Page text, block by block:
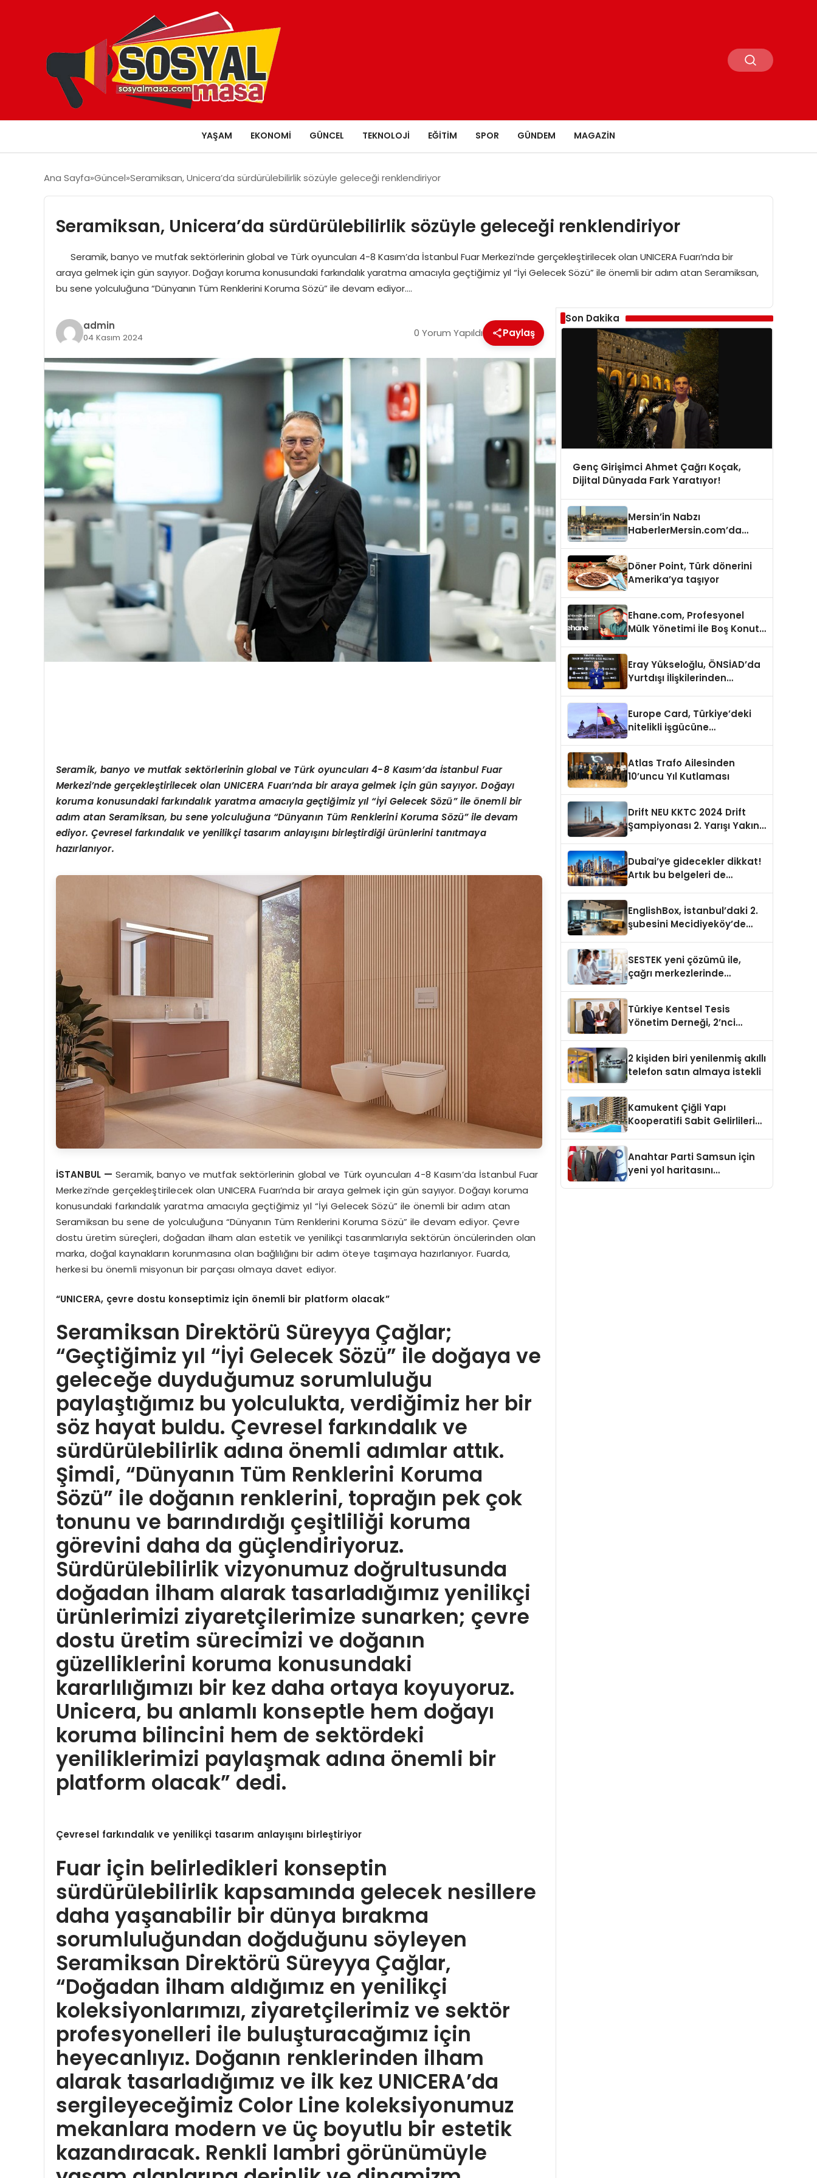
YAŞAM EKONOMI GÜNCEL TEKNOLOJI EĞITIM SPOR GÜNDEM MAGAZIN
Ana Sayfa Güncel Seramiksan, Unicera’da sürdürülebilirlik sözüyle geleceği renklendiriyor
Seramiksan, Unicera’da sürdürülebilirlik sözüyle geleceği renklendiriyor
Seramik, banyo ve mutfak sektörlerinin global ve Türk oyuncuları 4-8 Kasım’da İstanbul Fuar Merkezi’nde gerçekleştirilecek olan UNICERA Fuarı’nda bir
araya gelmek için gün sayıyor. Doğayı koruma konusundaki farkındalık yaratma amacıyla geçtiğimiz yıl “İyi Gelecek Sözü” ile önemli bir adım atan Seramiksan,
bu sene yolculuğuna “Dünyanın Tüm Renklerini Koruma Sözü” ile devam ediyor….
admin
04 Kasım 2024 0 Yorum Yapıldı Paylaş
Seramik, banyo ve mutfak sektörlerinin global ve Türk oyuncuları 4-8 Kasım’da İstanbul Fuar
Merkezi’nde gerçekleştirilecek olan UNICERA Fuarı’nda bir araya gelmek için gün sayıyor. Doğayı
koruma konusundaki farkındalık yaratma amacıyla geçtiğimiz yıl “İyi Gelecek Sözü” ile önemli bir
adım atan Seramiksan, bu sene yolculuğuna“Dünyanın Tüm Renklerini Koruma Sözü” ile devam
ediyor. Çevresel farkındalık ve yenilikçi tasarım anlayışını birleştirdiği ürünlerini tanıtmaya
hazırlanıyor.
İSTANBUL — Seramik, banyo ve mutfak sektörlerinin global ve Türk oyuncuları 4-8 Kasım’da İstanbul Fuar
Merkezi’nde gerçekleştirilecek olan UNICERA Fuarı’nda bir araya gelmek için gün sayıyor. Doğayı koruma
konusundaki farkındalık yaratma amacıyla geçtiğimiz yıl “İyi Gelecek Sözü” ile önemli bir adım atan
Seramiksan bu sene de yolculuğuna “Dünyanın Tüm Renklerini Koruma Sözü” ile devam ediyor. Çevre
dostu üretim süreçleri, doğadan ilham alan estetik ve yenilikçi tasarımlarıyla sektörün öncülerinden olan
marka, doğal kaynakların korunmasına olan bağlılığını bir adım öteye taşımaya hazırlanıyor. Fuarda,
herkesi bu önemli misyonun bir parçası olmaya davet ediyor.
“UNICERA, çevre dostu konseptimiz için önemli bir platform olacak”
Seramiksan Direktörü Süreyya Çağlar;
“Geçtiğimiz yıl “İyi Gelecek Sözü” ile doğaya ve
geleceğe duyduğumuz sorumluluğu
paylaştığımız bu yolculukta, verdiğimiz her bir
söz hayat buldu. Çevresel farkındalık ve
sürdürülebilirlik adına önemli adımlar attık.
Şimdi, “Dünyanın Tüm Renklerini Koruma
Sözü” ile doğanın renklerini, toprağın pek çok
tonunu ve barındırdığı çeşitliliği koruma
görevini daha da güçlendiriyoruz.
Sürdürülebilirlik vizyonumuz doğrultusunda
doğadan ilham alarak tasarladığımız yenilikçi
ürünlerimizi ziyaretçilerimize sunarken; çevre
dostu üretim sürecimizi ve doğanın
güzelliklerini koruma konusundaki
kararlılığımızı bir kez daha ortaya koyuyoruz.
Unicera, bu anlamlı konseptle hem doğayı
koruma bilincini hem de sektördeki
yeniliklerimizi paylaşmak adına önemli bir
platform olacak” dedi.
Çevresel farkındalık ve yenilikçi tasarım anlayışını birleştiriyor
Fuar için belirledikleri konseptin
sürdürülebilirlik kapsamında gelecek nesillere
daha yaşanabilir bir dünya bırakma
sorumluluğundan doğduğunu söyleyen
Seramiksan Direktörü Süreyya Çağlar,
“Doğadan ilham aldığımız en yenilikçi
koleksiyonlarımızı, ziyaretçilerimiz ve sektör
profesyonelleri ile buluşturacağımız için
heyecanlıyız. Doğanın renklerinden ilham
alarak tasarladığımız ve ilk kez UNICERA’da
sergileyeceğimiz Color Line koleksiyonumuz
mekanlara modern ve üç boyutlu bir estetik
kazandıracak. Renkli lambri görünümüyle
Son Dakika
Genç Girişimci Ahmet Çağrı Koçak,
Dijital Dünyada Fark Yaratıyor!
Mersin’in Nabzı
HaberlerMersin.com’da
Döner Point, Türk dönerini
Amerika’ya taşıyor
Ehane.com, Profesyonel
Mülk Yönetimi İle Boş Konut
Eray Yükseloğlu, ÖNSİAD’da
Yurtdışı İlişkilerinden
Europe Card, Türkiye’deki
nitelikli işgücüne
Atlas Trafo Ailesinden
10’uncu Yıl Kutlaması
Drift NEU KKTC 2024 Drift
Şampiyonası 2. Yarışı Yakın
Dubai’ye gidecekler dikkat!
Artık bu belgeleri de
EnglishBox, İstanbul’daki 2.
şubesini Mecidiyeköy’de
SESTEK yeni çözümü ile,
çağrı merkezlerinde
Türkiye Kentsel Tesis
Yönetim Derneği, 2’nci
2 kişiden biri yenilenmiş akıllı
telefon satın almaya istekli
Kamukent Çiğli Yapı
Kooperatifi Sabit Gelirlileri
Anahtar Parti Samsun için
yeni yol haritasını